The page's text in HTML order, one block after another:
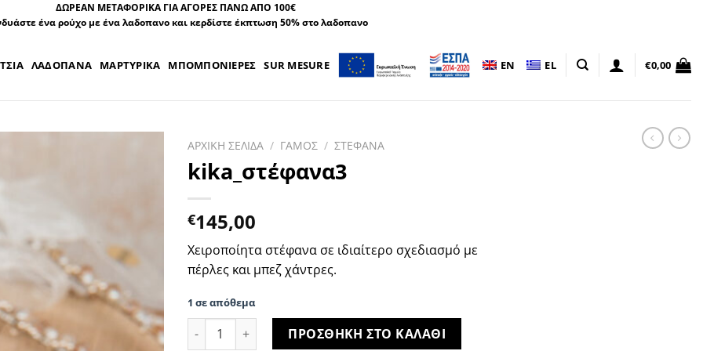
ΔΩΡΕΑΝ ΜΕΤΑΦΟΡΙΚΑ ΓΙΑ ΑΓΟΡΕΣ ΠΑΝΩ ΑΠΟ 100€
ένα ρούχο με ένα λαδοπανο και κερδίστε έκπτωση 50% στο λαδοπανο
ΛΑΔΟΠΑΝΑ ΜΑΡΤΥΡΙΚΑ ΜΠΟΜΠΟΝΙΕΡΕΣ SUR MESURE EN EL €0,00
ΑΡΧΙΚΗ ΣΕΛΙΔΑ / ΓΑΜΟΣ / ΣΤΕΦΑΝΑ
kika_στέφανα3
€145,00
Χειροποίητα στέφανα σε ιδιαίτερο σχεδιασμό με
πέρλες και μπεζ χάντρες.
1 σε απόθεμα
kika_στέφανα3 ποσότηταΠΡΟΣΘΗΚΗ ΣΤΟ ΚΑΛΑΘΙ